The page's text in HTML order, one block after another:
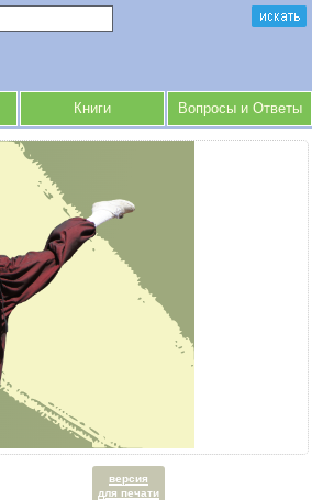
Книги Вопросы и Ответы
версия
для печати